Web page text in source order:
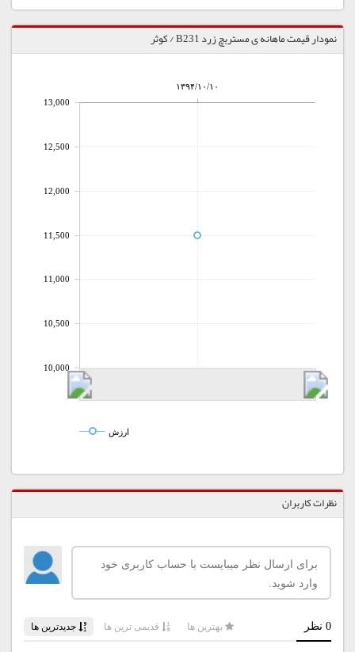
نمودار قیمت ماهانه ی مستربچ زرد B231 / کوثر
۱۳۹۴/۱۰/۱۰
10,000
10,500
11,000
11,500
12,000
12,500
13,000
ارزش
نظرات کاربران